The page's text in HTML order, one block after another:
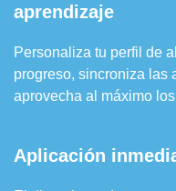
aprendizaje
Personaliza tu perfil de
progreso, sincroniza las
aprovecha al máximo
Aplicación